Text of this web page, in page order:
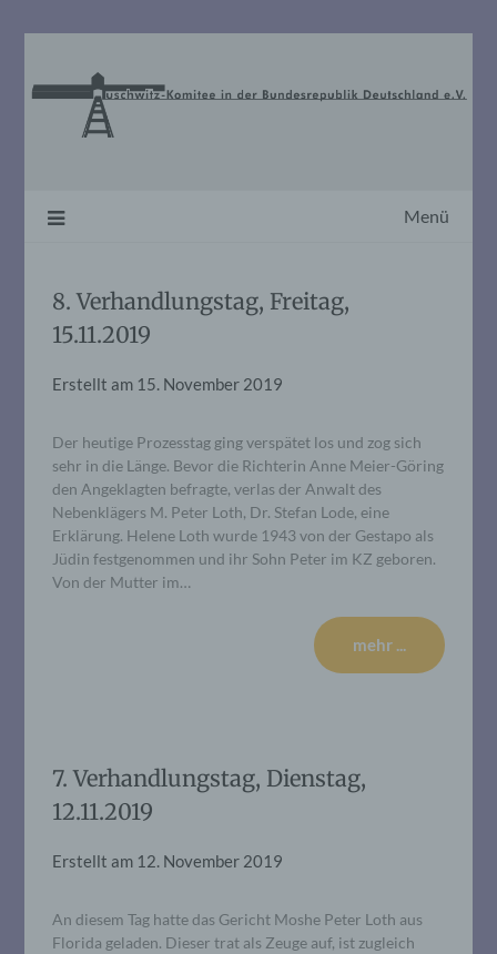
Menü
8. Verhandlungstag, Freitag,
15.11.2019
Erstellt am 15. November 2019
Der heutige Prozesstag ging verspätet los und zog sich
sehr in die Länge. Bevor die Richterin Anne Meier-Göring
den Angeklagten befragte, verlas der Anwalt des
Nebenklägers M. Peter Loth, Dr. Stefan Lode, eine
Erklärung. Helene Loth wurde 1943 von der Gestapo als
Jüdin festgenommen und ihr Sohn Peter im KZ geboren.
Von der Mutter im…
mehr ...
7. Verhandlungstag, Dienstag,
12.11.2019
Erstellt am 12. November 2019
An diesem Tag hatte das Gericht Moshe Peter Loth aus
Florida geladen. Dieser trat als Zeuge auf, ist zugleich